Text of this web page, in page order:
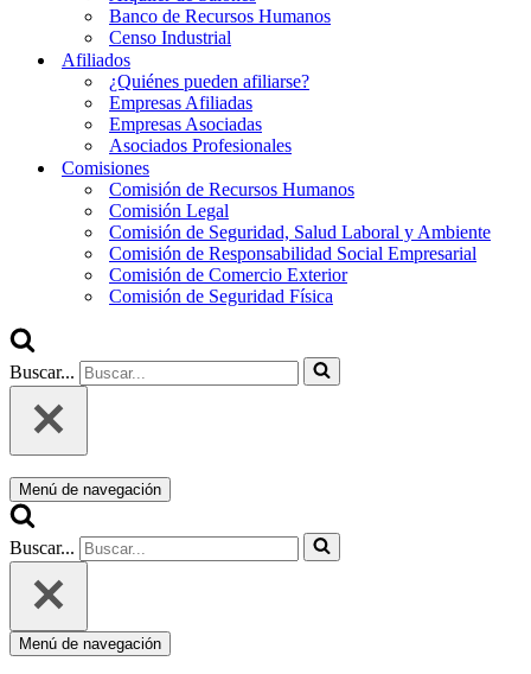
Banco de Recursos Humanos
Censo Industrial
Afiliados
¿Quiénes pueden afiliarse?
Empresas Afiliadas
Empresas Asociadas
Asociados Profesionales
Comisiones
Comisión de Recursos Humanos
Comisión Legal
Comisión de Seguridad, Salud Laboral y Ambiente
Comisión de Responsabilidad Social Empresarial
Comisión de Comercio Exterior
Comisión de Seguridad Física
Buscar...
Menú de navegación
Buscar...
Menú de navegación